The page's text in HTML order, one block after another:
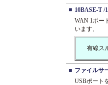
■ 10BASE-T /
WAN 1ポー
います。
有線ス
■ ファイルサ
USBポート